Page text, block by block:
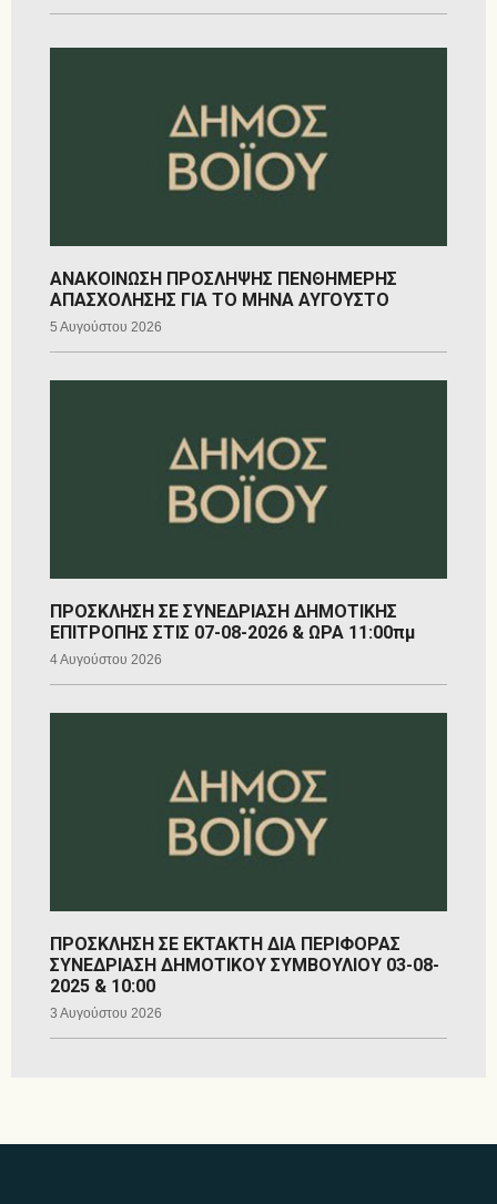
ΑΝΑΚΟΙΝΩΣΗ ΠΡΟΣΛΗΨΗΣ ΠΕΝΘΗΜΕΡΗΣ
ΑΠΑΣΧΟΛΗΣΗΣ ΓΙΑ ΤΟ ΜΗΝΑ ΑΥΓΟΥΣΤΟ
5 Αυγούστου 2026
ΠΡΟΣΚΛΗΣΗ ΣΕ ΣΥΝΕΔΡΙΑΣΗ ΔΗΜΟΤΙΚΗΣ
ΕΠΙΤΡΟΠΗΣ ΣΤΙΣ 07-08-2026 & ΩΡΑ 11:00πμ
4 Αυγούστου 2026
ΠΡΟΣΚΛΗΣΗ ΣΕ ΕΚΤΑΚΤΗ ΔΙΑ ΠΕΡΙΦΟΡΑΣ
ΣΥΝΕΔΡΙΑΣΗ ΔΗΜΟΤΙΚΟΥ ΣΥΜΒΟΥΛΙΟΥ 03-08-
2025 & 10:00
3 Αυγούστου 2026